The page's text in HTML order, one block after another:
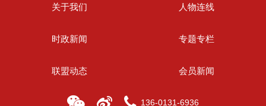
关于我们 人物连线
时政新闻 专题专栏
联盟动态 会员新闻
136-0131-6936